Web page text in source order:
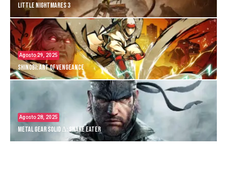
Little Nightmares 3
Agosto 29, 2025
Shinobi: Art of Vengeance
Agosto 28, 2025
Metal Gear Solid Δ: Snake Eater